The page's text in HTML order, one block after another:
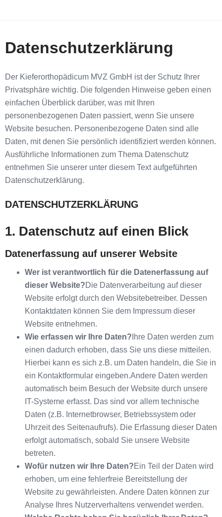
Datenschutzerklärung
Der Kieferorthopädicum MVZ GmbH ist der Schutz Ihrer
Privatsphäre wichtig. Die folgenden Hinweise geben einen
einfachen Überblick darüber, was mit Ihren
personenbezogenen Daten passiert, wenn Sie unsere
Website besuchen. Personenbezogene Daten sind alle
Daten, mit denen Sie persönlich identifiziert werden können.
Ausführliche Informationen zum Thema Datenschutz
entnehmen Sie unserer unter diesem Text aufgeführten
Datenschutzerklärung.
DATENSCHUTZERKLÄRUNG
1. Datenschutz auf einen Blick
Datenerfassung auf unserer Website
Wer ist verantwortlich für die Datenerfassung auf
dieser Website?Die Datenverarbeitung auf dieser
Website erfolgt durch den Websitebetreiber. Dessen
Kontaktdaten können Sie dem Impressum dieser
Website entnehmen.
Wie erfassen wir Ihre Daten? Ihre Daten werden zum
einen dadurch erhoben, dass Sie uns diese mitteilen.
Hierbei kann es sich z.B. um Daten handeln, die Sie in
ein Kontaktformular eingeben.Andere Daten werden
automatisch beim Besuch der Website durch unsere
IT-Systeme erfasst. Das sind vor allem technische
Daten (z.B. Internetbrowser, Betriebssystem oder
Uhrzeit des Seitenaufrufs). Die Erfassung dieser Daten
erfolgt automatisch, sobald Sie unsere Website
betreten.
Wofür nutzen wir Ihre Daten?Ein Teil der Daten wird
erhoben, um eine fehlerfreie Bereitstellung der
Website zu gewährleisten. Andere Daten können zur
Analyse Ihres Nutzerverhaltens verwendet werden.